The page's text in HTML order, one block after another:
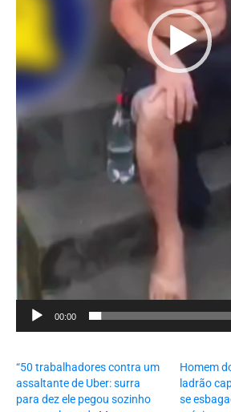
00:00
“50 trabalhadores contra um
assaltante de Uber: surra
para dez ele pegou sozinho
Homem
ladrão
se